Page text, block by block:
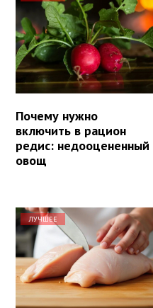
Почему нужно
включить в рацион
редис: недооцененный
овощ
ЛУЧШЕЕ